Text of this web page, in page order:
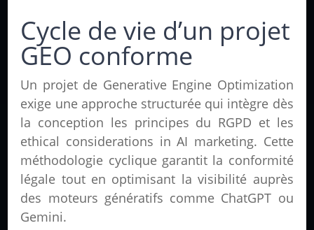
Cycle de vie d’un projet
GEO conforme
Un projet de Generative Engine Optimization
exige une approche structurée qui intègre dès
la conception les principes du RGPD et les
ethical considerations in AI marketing. Cette
méthodologie cyclique garantit la conformité
légale tout en optimisant la visibilité auprès
des moteurs génératifs comme ChatGPT ou
Gemini.